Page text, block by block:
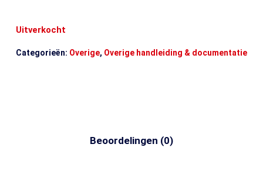
Uitverkocht
Categorieën: Overige, Overige handleiding & documentatie
Beoordelingen (0)